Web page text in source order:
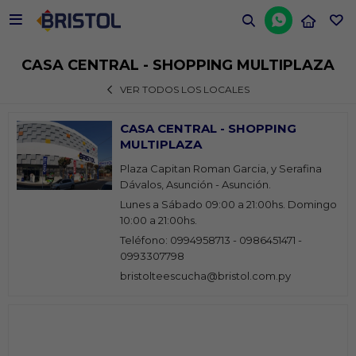


CASA CENTRAL - SHOPPING MULTIPLAZA
VER TODOS LOS LOCALES
CASA CENTRAL - SHOPPING
MULTIPLAZA
Plaza Capitan Roman Garcia, y Serafina
Dávalos, Asunción - Asunción.
Lunes a Sábado 09:00 a 21:00hs. Domingo
10:00 a 21:00hs.
Teléfono: 0994958713 - 0986451471 -
0993307798
bristolteescucha@bristol.com.py